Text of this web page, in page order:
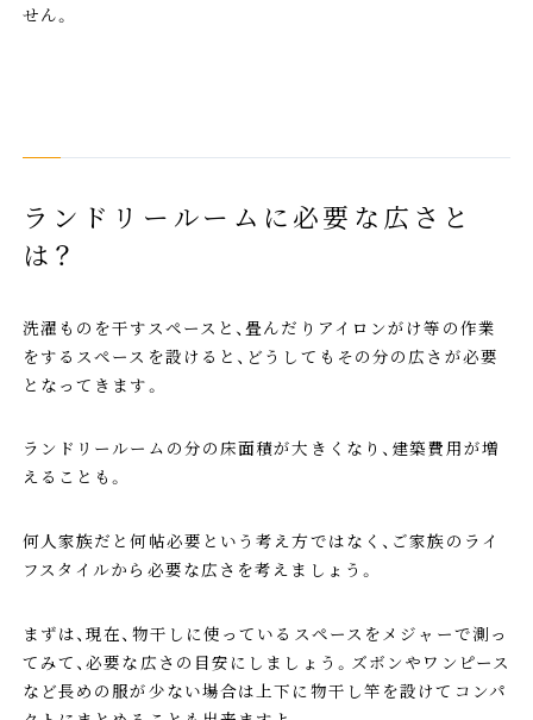
せん。
ランドリールームに必要な広さと
は？
洗濯ものを干すスペースと、畳んだりアイロンがけ等の作業
をするスペースを設けると、どうしてもその分の広さが必要
となってきます。
ランドリールームの分の床面積が大きくなり、建築費用が増
えることも。
何人家族だと何帖必要という考え方ではなく、ご家族のライ
フスタイルから必要な広さを考えましょう。
まずは、現在、物干しに使っているスペースをメジャーで測っ
てみて、必要な広さの目安にしましょう。ズボンやワンピース
など長めの服が少ない場合は上下に物干し竿を設けてコンパ